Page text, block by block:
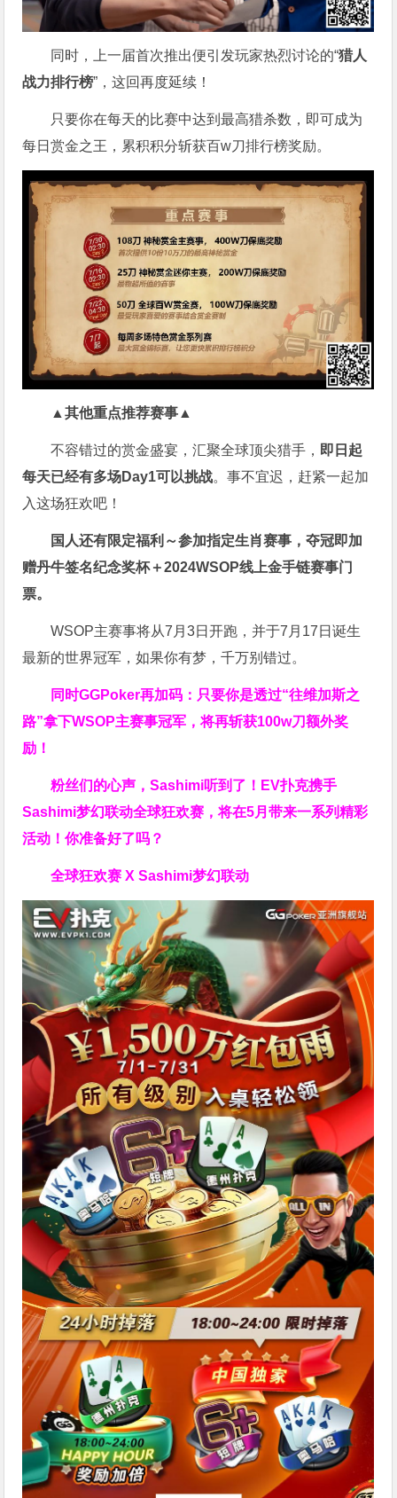
同时，上一届首次推出便引发玩家热烈讨论的“猎人
战力排行榜”，这回再度延续！
只要你在每天的比赛中达到最高猎杀数，即可成为
每日赏金之王，累积积分斩获百w刀排行榜奖励。
▲其他重点推荐赛事▲
不容错过的赏金盛宴，汇聚全球顶尖猎手， 即日起
每天已经有多场Day1可以挑战。事不宜迟，赶紧一起加
入这场狂欢吧！
国人还有限定福利～参加指定生肖赛事，夺冠即加
赠丹牛签名纪念奖杯＋2024WSOP线上金手链赛事门
票。
WSOP主赛事将从7月3日开跑，并于7月17日诞生
最新的世界冠军，如果你有梦，千万别错过。
同时GGPoker再加码：只要你是透过“往维加斯之
路”拿下WSOP主赛事冠军，将再斩获100w刀额外奖
励！
粉丝们的心声，Sashimi听到了！EV扑克携手
Sashimi梦幻联动全球狂欢赛，将在5月带来一系列精彩
活动！你准备好了吗？
全球狂欢赛 X Sashimi梦幻联动